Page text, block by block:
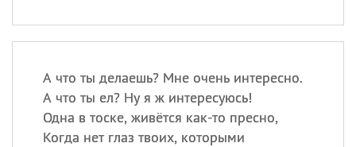
А что ты делаешь? Мне очень интересно.
А что ты ел? Ну я ж интересуюсь!
Одна в тоске, живётся как-то пресно,
Когда нет глаз твоих, которыми